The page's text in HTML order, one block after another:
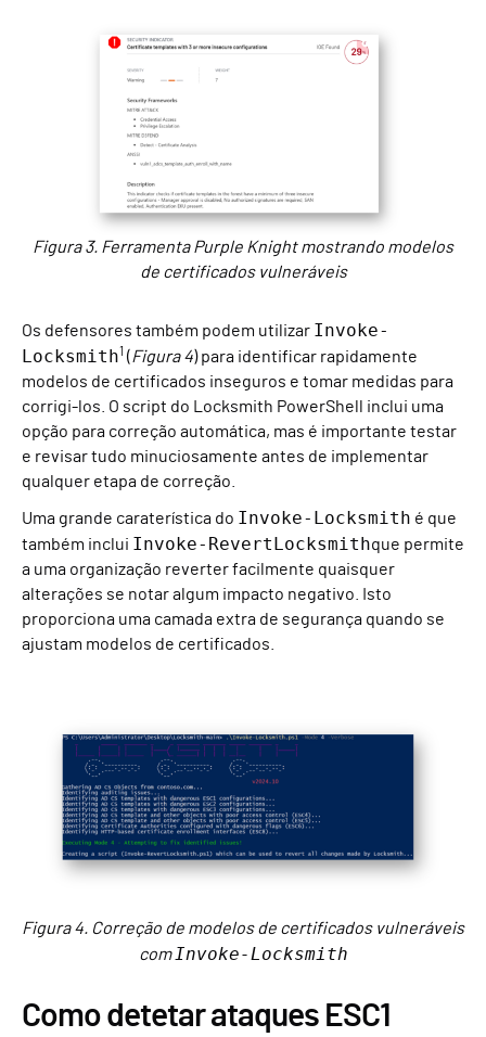
Figura 3. Ferramenta Purple Knight mostrando modelos
de certificados vulneráveis
Os defensores também podem utilizar Invoke-
Locksmith1 (Figura 4) para identificar rapidamente
modelos de certificados inseguros e tomar medidas para
corrigi-los. O script do Locksmith PowerShell inclui uma
opção para correção automática, mas é importante testar
e revisar tudo minuciosamente antes de implementar
qualquer etapa de correção.
Uma grande caraterística do Invoke-Locksmith é que
também inclui Invoke-RevertLocksmithque permite
a uma organização reverter facilmente quaisquer
alterações se notar algum impacto negativo. Isto
proporciona uma camada extra de segurança quando se
ajustam modelos de certificados.
Figura 4. Correção de modelos de certificados vulneráveis
comInvoke-Locksmith
Como detetar ataques ESC1